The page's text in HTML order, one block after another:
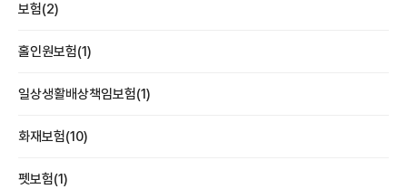
보험(2)
홀인원보험(1)
일상생활배상책임보험(1)
화재보험(10)
펫보험(1)